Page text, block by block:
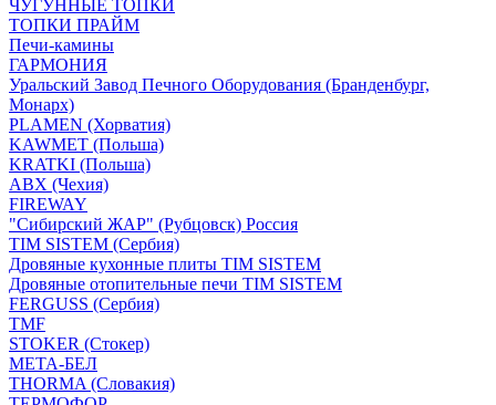
ЧУГУННЫЕ ТОПКИ
ТОПКИ ПРАЙМ
Печи-камины
ГАРМОНИЯ
Уральский Завод Печного Оборудования (Бранденбург,
Монарх)
PLAMEN (Хорватия)
KAWMET (Польша)
KRATKI (Польша)
ABX (Чехия)
FIREWAY
"Сибирский ЖАР" (Рубцовск) Россия
TIM SISTEM (Сербия)
Дровяные кухонные плиты TIM SISTEM
Дровяные отопительные печи TIM SISTEM
FERGUSS (Сербия)
TMF
STOKER (Стокер)
МЕТА-БЕЛ
THORMA (Словакия)